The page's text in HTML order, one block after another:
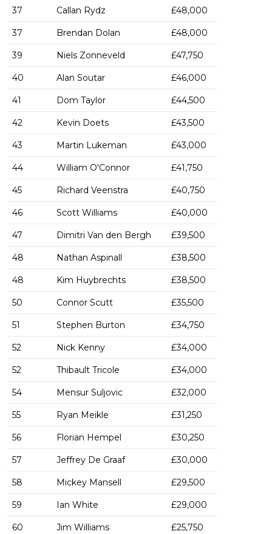
37 Callan Rydz £48,000
37 Brendan Dolan £48,000
39 Niels Zonneveld £47,750
40 Alan Soutar £46,000
41 Dom Taylor £44,500
42 Kevin Doets £43,500
43 Martin Lukeman £43,000
44 William O'Connor £41,750
45 Richard Veenstra £40,750
46 Scott Williams £40,000
47 Dimitri Van den Bergh £39,500
48 Nathan Aspinall £38,500
48 Kim Huybrechts £38,500
50 Connor Scutt £35,500
51 Stephen Burton £34,750
52 Nick Kenny £34,000
52 Thibault Tricole £34,000
54 Mensur Suljovic £32,000
55 Ryan Meikle £31,250
56 Florian Hempel £30,250
57 Jeffrey De Graaf £30,000
58 Mickey Mansell £29,500
59 Ian White £29,000
60 Jim Williams £25,750